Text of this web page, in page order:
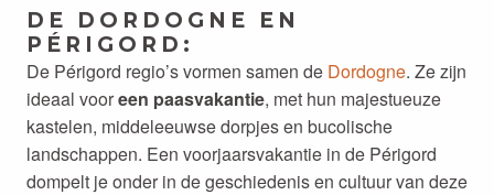
DE DORDOGNE EN
PÉRIGORD:
De Périgord regio’s vormen samen de Dordogne. Ze zijn
ideaal vooreen paasvakantie, met hun majestueuze
kastelen, middeleeuwse dorpjes en bucolische
landschappen. Een voorjaarsvakantie in de Périgord
dompelt je onder in de geschiedenis en cultuur van deze